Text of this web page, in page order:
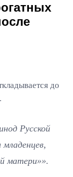
до
Русской
матери»».